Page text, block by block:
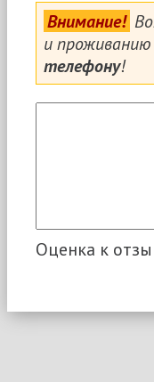
Внимание!
и
телефону!
Оценка к